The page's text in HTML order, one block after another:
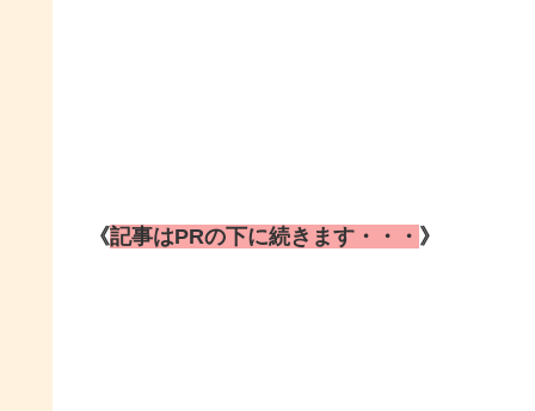
《記事はPRの下に続きます・・・ 》